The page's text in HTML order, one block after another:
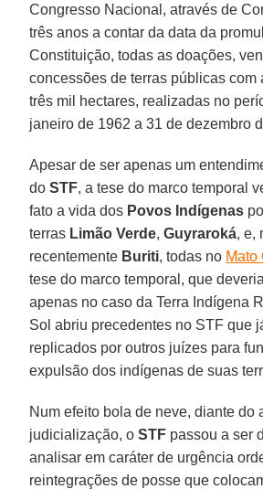
Congresso Nacional, através de
três anos a contar da data da
Constituição, todas as doações,
concessões de terras públicas com
três mil hectares, realizadas no
janeiro de 1962 a 31 de dezembro
Apesar de ser apenas um
doSTF, a tese do marco temporal
fato a vida dos Povos Indígenas
terras Limão Verde,Guyraroká, e,
recentemente Buriti, todas no Mato
tese do marco temporal, que
apenas no caso da Terra Indígena
Sol abriu precedentes no STF que
replicados por outros juízes para
expulsão dos indígenas de suas
Num efeito bola de neve, diante do
judicialização, oSTF passou a ser
analisar em caráter de urgência
reintegrações de posse que